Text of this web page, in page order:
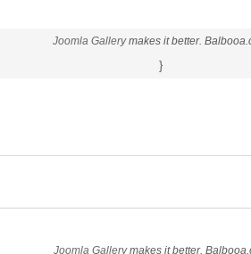
Joomla Gallerymakes it better.
}
Joomla Gallerymakes it better.